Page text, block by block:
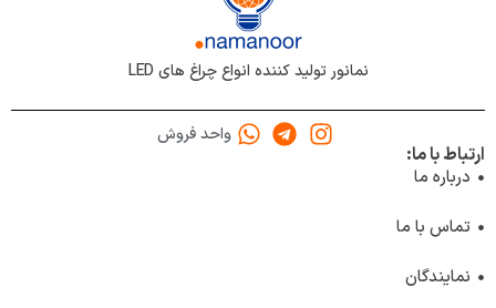
ارتباط با ما:
درباره ما
تماس با ما
نمایندگان
نمانور تولید کننده انواع چراغ های LED
واحد فروش